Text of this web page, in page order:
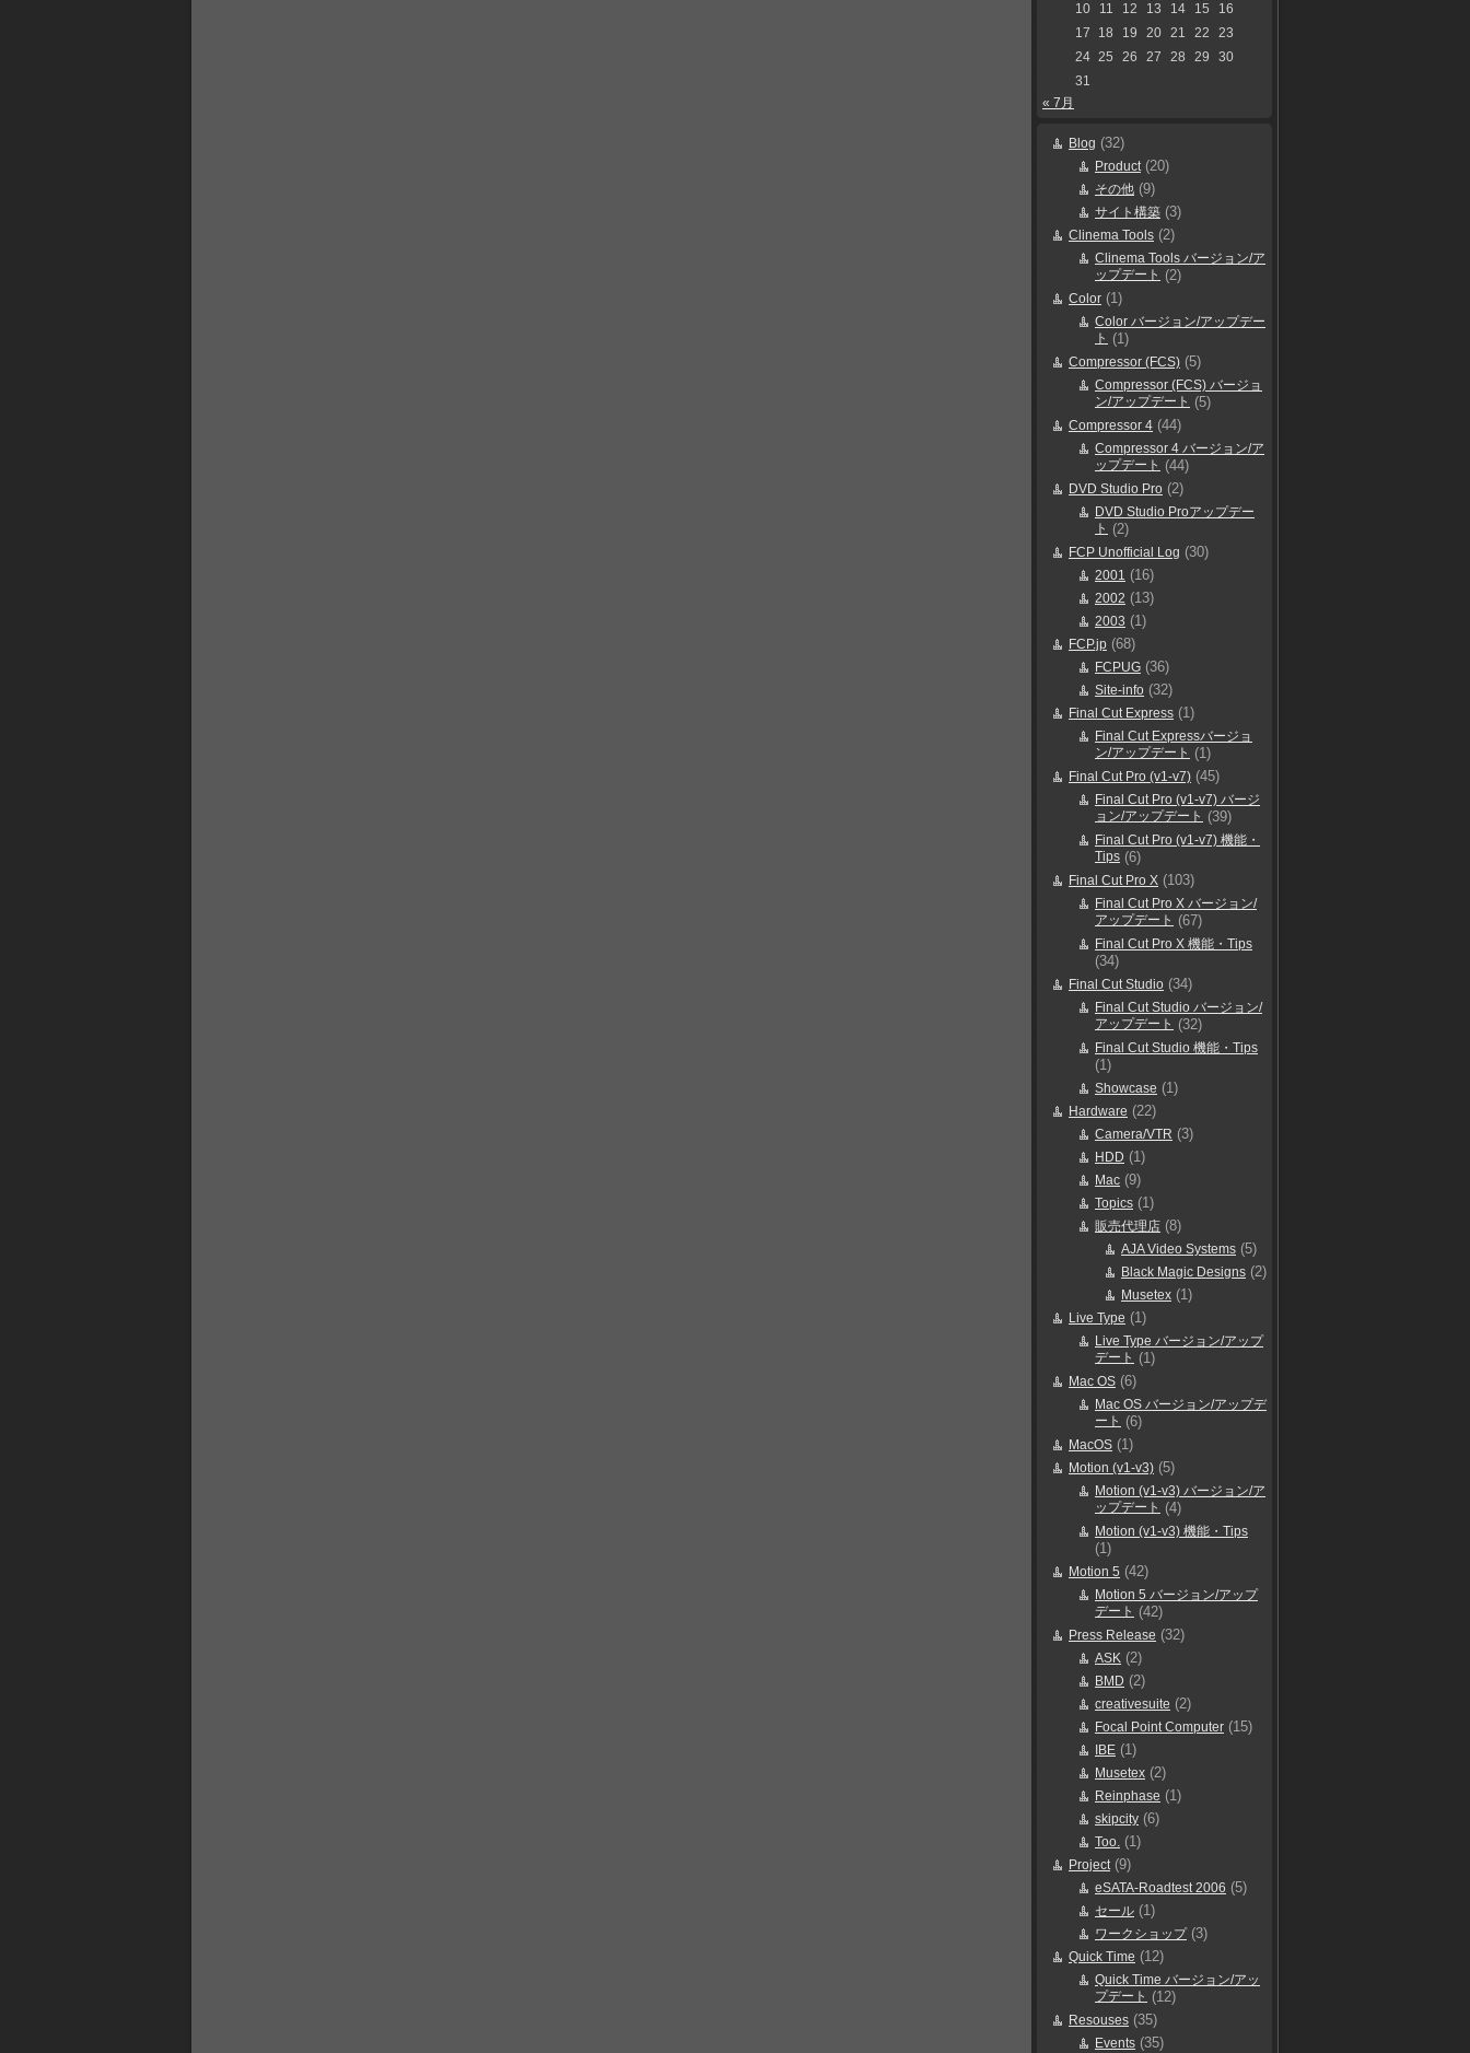
10
11 12 13 14 15
16
17
18 19 20 21 22
23
24 25 26 27 28 29
30
31
« 7月
Blog (32)
Product(20)
その他 (9)
サイト構築 (3)
Clinema Tools (2)
Clinema Tools バージョン/ア
ップデート (2)
Color (1)
Color バージョン/アップデー
ト (1)
Compressor (FCS) (5)
Compressor (FCS) バージョ
ン/アップデート (5)
Compressor 4 (44)
Compressor 4 バージョン/ア
ップデート (44)
DVD Studio Pro (2)
DVD Studio Proアップデー
ト (2)
FCP Unofficial Log (30)
2001 (16)
2002 (13)
2003 (1)
FCP.jp (68)
FCPUG (36)
Site-info (32)
Final Cut Express (1)
Final Cut Expressバージョ
ン/アップデート (1)
Final Cut Pro (v1-v7) (45)
Final Cut Pro (v1-v7) バージ
ョン/アップデート (39)
Final Cut Pro (v1-v7) 機能・
Tips (6)
Final Cut Pro X (103)
Final Cut Pro X バージョン/
アップデート (67)
Final Cut Pro X 機能・Tips
(34)
Final Cut Studio (34)
Final Cut Studio バージョン/
アップデート (32)
Final Cut Studio 機能・Tips
(1)
Showcase (1)
Hardware (22)
Camera/VTR (3)
HDD (1)
Mac (9)
Topics (1)
販売代理店 (8)
AJA Video Systems (5)
Black Magic Designs (2)
Musetex (1)
Live Type (1)
Live Type バージョン/アップ
デート (1)
Mac OS (6)
Mac OS バージョン/アップデ
ート (6)
MacOS (1)
Motion (v1-v3) (5)
Motion (v1-v3) バージョン/ア
ップデート (4)
Motion (v1-v3) 機能・Tips
(1)
Motion 5 (42)
Motion 5 バージョン/アップ
デート (42)
Press Release (32)
ASK (2)
BMD (2)
creativesuite (2)
Focal Point Computer (15)
IBE (1)
Musetex (2)
Reinphase (1)
skipcity (6)
Too. (1)
Project(9)
eSATA-Roadtest 2006 (5)
セール (1)
ワークショップ(3)
Quick Time (12)
Quick Time バージョン/アッ
プデート (12)
Resouses (35)
Events (35)